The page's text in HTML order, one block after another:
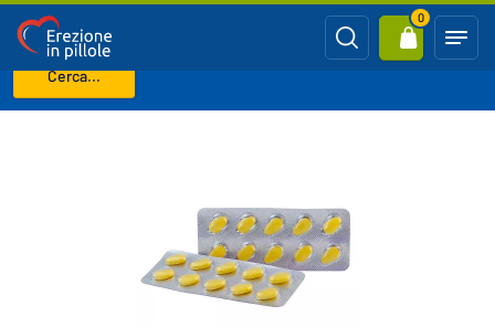
Cerca...
0
Benvenuto CIALIS generico (Tadalafil)